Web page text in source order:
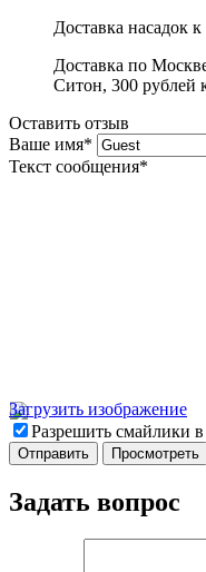
Доставка насадок
Доставка по
Ситон, 300 рублей
Оставить отзыв
Ваше имя*
Текст сообщения*
Загрузить изображение
Разрешить смайлики
Задать вопрос